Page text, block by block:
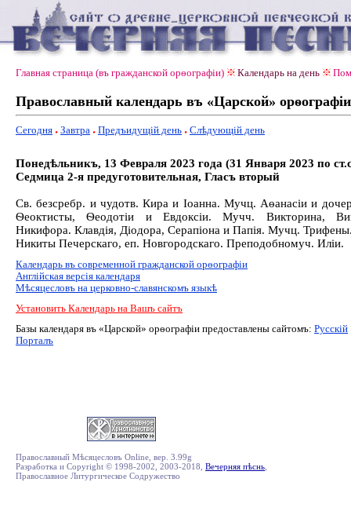
Главная страница (въ гражданской орѳографiи) Календарь на день
Православный календарь въ «Царской» орѳографiи
Сегодня Завтра Предъидущiй день Слѣдующiй день
Понедѣльникъ, 13 Февраля 2023 года (31 Января 2023 по
Седмица 2-я предуготовительная, Гласъ вторый
Св. безсребр. и чудотв. Кира и Іоанна. Мучц. Аѳанасіи и
Ѳеоктисты, Ѳеодотіи и Евдоксіи. Мучч. Викторина,
Никифора. Клавдія, Діодора, Серапіона и Папія. Мучц.
Никиты Печерскаго, еп. Новгородскаго. Преподобномуч. Иліи.
Календарь въ современной гражданской орѳографiи
Англiйская версiя календаря
Мѣсяцесловъ на церковно-славянскомъ языкѣ
Установить Календарь на Вашъ сайтъ
Базы календаря въ «Царской» орѳографiи предоставлены сайтомъ: Русскiй
Порталъ
Православный Мѣсяцесловъ Online, вер. 3.99g
Разработка и Copyright © 1998-2002, 2003-2018, Вечерняя пѣснь
Православное Литургическое Содружество